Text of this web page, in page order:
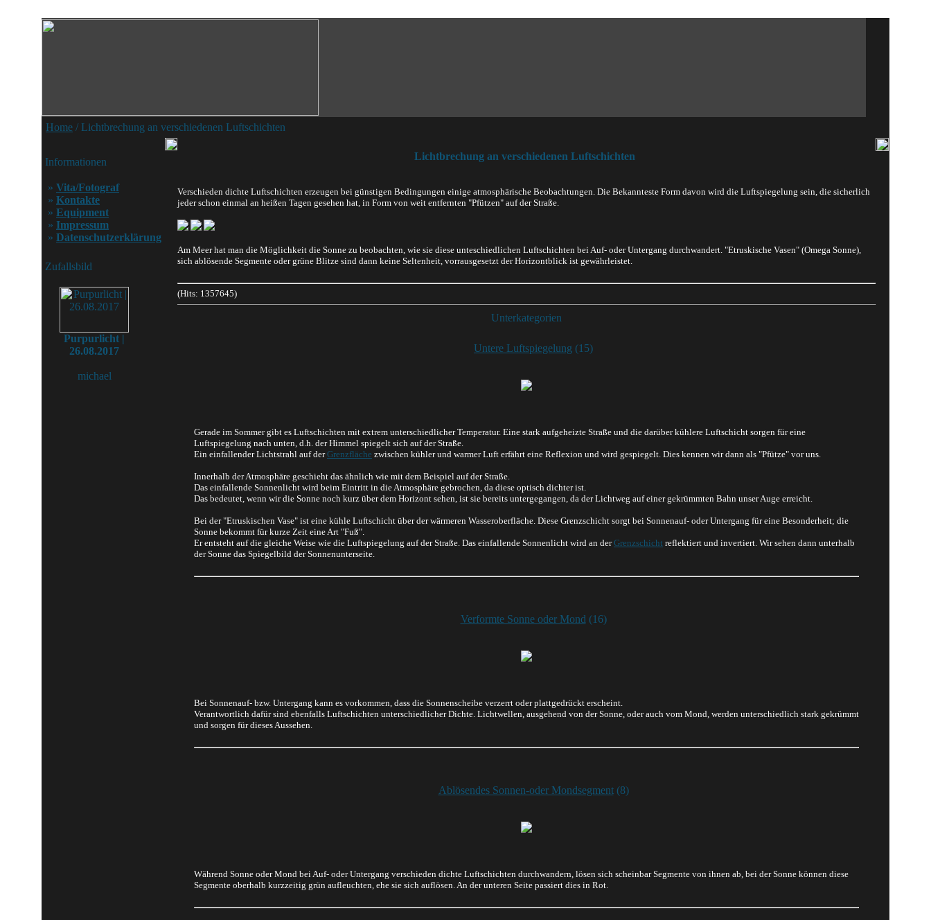
Home / Lichtbrechung an verschiedenen Luftschichten
Informationen
» Vita/Fotograf
» Kontakte
» Equipment
» Impressum
» Datenschutzerklärung
Zufallsbild
Purpurlicht |
26.08.2017
michael
Lichtbrechung an verschiedenen Luftschichten
Verschieden dichte Luftschichten erzeugen bei günstigen Bedingungen einige atmosphärische Beobachtungen. Die Bekannteste Form davon wird die Luftspiegelung sein, die sicherlich
jeder schon einmal an heißen Tagen gesehen hat, in Form von weit entfernten "Pfützen" auf der Straße.
Am Meer hat man die Möglichkeit die Sonne zu beobachten, wie sie diese unteschiedlichen Luftschichten bei Auf- oder Untergang durchwandert. "Etruskische Vasen" (Omega Sonne),
sich ablösende Segmente oder grüne Blitze sind dann keine Seltenheit, vorrausgesetzt der Horizontblick ist gewährleistet.
(Hits: 1357645)
Unterkategorien
Untere Luftspiegelung (15)
Gerade im Sommer gibt es Luftschichten mit extrem unterschiedlicher Temperatur. Eine stark aufgeheizte Straße und die darüber kühlere Luftschicht sorgen für eine
Luftspiegelung nach unten, d.h. der Himmel spiegelt sich auf der Straße.
Ein einfallender Lichtstrahl auf derGrenzfläche zwischen kühler und warmer Luft erfährt eine Reflexion und wird gespiegelt. Dies kennen wir dann als "Pfütze" vor uns.
Innerhalb der Atmosphäre geschieht das ähnlich wie mit dem Beispiel auf der Straße.
Das einfallende Sonnenlicht wird beim Eintritt in die Atmosphäre gebrochen, da diese optisch dichter ist.
Das bedeutet, wenn wir die Sonne noch kurz über dem Horizont sehen, ist sie bereits untergegangen, da der Lichtweg auf einer gekrümmten Bahn unser Auge erreicht.
Bei der "Etruskischen Vase" ist eine kühle Luftschicht über der wärmeren Wasseroberfläche. Diese Grenzschicht sorgt bei Sonnenauf- oder Untergang für eine Besonderheit; die
Sonne bekommt für kurze Zeit eine Art "Fuß".
Er entsteht auf die gleiche Weise wie die Luftspiegelung auf der Straße. Das einfallende Sonnenlicht wird an derGrenzschicht reflektiert und invertiert. Wir sehen dann unterhalb
der Sonne das Spiegelbild der Sonnenunterseite.
Verformte Sonne oder Mond (16)
Bei Sonnenauf- bzw. Untergang kann es vorkommen, dass die Sonnenscheibe verzerrt oder plattgedrückt erscheint.
Verantwortlich dafür sind ebenfalls Luftschichten unterschiedlicher Dichte. Lichtwellen, ausgehend von der Sonne, oder auch vom Mond, werden unterschiedlich stark gekrümmt
und sorgen für dieses Aussehen.
Ablösendes Sonnen-oder Mondsegment(8)
Während Sonne oder Mond bei Auf- oder Untergang verschieden dichte Luftschichten durchwandern, lösen sich scheinbar Segmente von ihnen ab, bei der Sonne können diese
Segmente oberhalb kurzzeitig grün aufleuchten, ehe sie sich auflösen. An der unteren Seite passiert dies in Rot.